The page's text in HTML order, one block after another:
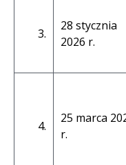
3.
28 stycznia
2026 r.
4.
25 marca
r.